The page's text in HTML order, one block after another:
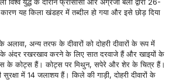
यह किला खंडहर में तब्दील हो गया और इसे छोड़ दिया
अलावा, अन्य तरफ के दीवारों को दोहरी दीवारों के रूप में
अंदर रखरखाव करने के लिए सात दरवाजे हैं और खाइयों के
के कोट्स हैं। कोट्स पर मिथुन, सपेरे और शेर के चित्र हैं।
में 14 जलाशय हैं। किले की गाड़ी, दोहरी दीवारों के